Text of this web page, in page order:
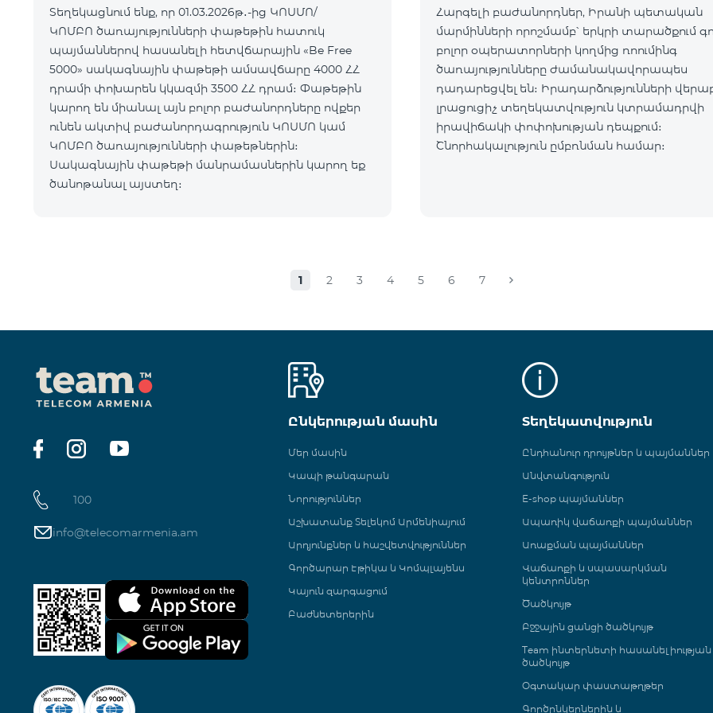
Տեղեկացնում ենք, որ 01.03.2026թ․-ից ԿՈՍՄՈ/
ԿՈՄԲՈ ծառայությունների փաթեթին հատուկ
պայմաններով հասանելի հետվճարային «Be Free
5000» սակագնային փաթեթի ամսավճարը 4000 ՀՀ
դրամի փոխարեն կկազմի 3500 ՀՀ դրամ։ Փաթեթին
կարող են միանալ այն բոլոր բաժանորդները ովքեր
ունեն ակտիվ բաժանորդագրություն ԿՈՍՄՈ կամ
ԿՈՄԲՈ ծառայությունների փաթեթներին։
Սակագնային փաթեթի մանրամասներին կարող եք
ծանոթանալ այստեղ։
Հարգելի բաժանորդներ, Իրանի պետական
մարմինների որոշմամբ՝ երկրի տարածքում
բոլոր օպերատորների կողմից ռոումինգ
ծառայությունները ժամանակավորապես
դադարեցվել են։ Իրադարձությունների
լրացուցիչ տեղեկատվություն կտրամադրվի
իրավիճակի փոփոխության դեպքում։
Շնորհակալություն ըմբռնման համար։
1 2 3 4 5 6 7
100
info@telecomarmenia.am
Ընկերության մասին
Մեր մասին
Կապի թանգարան
Նորություններ
Աշխատանք Տելեկոմ Արմենիայում
Արդյունքներ և հաշվետվություններ
Գործարար Էթիկա և Կոմպլայենս
Կայուն զարգացում
Բաժնետերերին
Տեղեկատվություն
Ընդհանուր դրույթներ և պայմաններ
Անվտանգություն
E-shop պայմաններ
Ապառիկ վաճառքի պայմաններ
Առաքման պայմաններ
Վաճառքի և սպասարկման
կենտրոններ
Ծածկույթ
Բջջային ցանցի ծածկույթ
Team ինտերնետի հասանելիության
ծածկույթ
Օգտակար փաստաթղթեր
Գործընկերներին և